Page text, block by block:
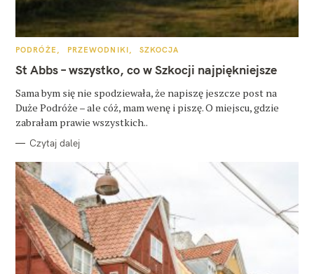
K
T
E
O
R
I
PODRÓŻE PRZEWODNIKI SZKOCJA
St Abbs – wszystko, co w Szkocji najpiękniejsze
Sama bym się nie spodziewała, że napiszę jeszcze post na
Duże Podróże – ale cóż, mam wenę i piszę. O miejscu, gdzie
zabrałam prawie wszystkich..
Czytaj dalej